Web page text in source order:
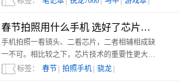
诉你如何正确选择锐龙7000系列移动处理器，买
到真正的“ZEN4”架构新产品。
春节拍照用什么手机 选好了芯片事半功倍
手机拍照一看镜头、二看芯片，二者相辅相成缺
一不可。相比较之下，芯片技术的重要性更大。
想要找一款春节拍照用的手机，选好了芯片事半
功倍。
标签： 春节 拍照手机 骁龙